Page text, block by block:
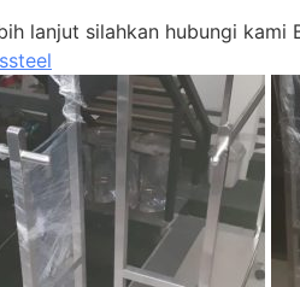
lanjut silahkan hubungi